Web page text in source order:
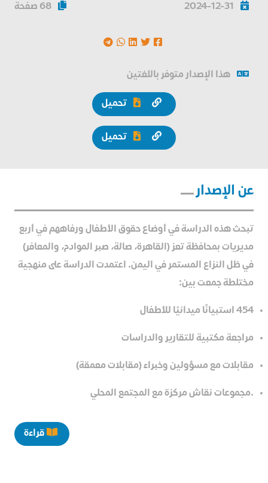
2024-12-31 68 صفحة
هذا الإصدار متوفر باللغتين
تحميل
تحميل
عن الإصدار
تبحث هذه الدراسة في أوضاع حقوق الأطفال ورفاههم في أربع
مديريات بمحافظة تعز (القاهرة، صالة، صبر الموادم، والمعافر)
في ظل النزاع المستمر في اليمن. اعتمدت الدراسة على منهجية
مختلطة جمعت بين:
454 استبيانًا ميدانيًا للأطفال
مراجعة مكتبية للتقارير والدراسات
مقابلات مع مسؤولين وخبراء (مقابلات معمقة)
.مجموعات نقاش مركزة مع المجتمع المحلي
قراءة